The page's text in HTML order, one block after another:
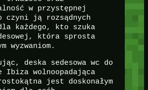
w przystępnej
czyni ją rozsądnych
każdego, kto szuka
która sprosta
wyzwaniom.
deska sedesowa wc do
Ibiza wolnoopadająca
jest doskonałym